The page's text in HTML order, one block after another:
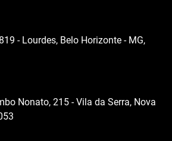
- Lourdes, Belo Horizonte - MG,
Nonato, 215 - Vila da Serra, Nova